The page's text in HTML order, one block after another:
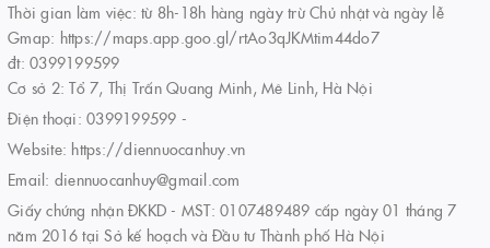
Thời gian làm việc: từ 8h-18h hàng ngày trừ Chủ nhật và ngày lễ
Gmap: https://maps.app.goo.gl/rtAo3qJKMtim44do7
đt: 0399199599
Cơ sở 2: Tổ 7, Thị Trấn Quang Minh, Mê Linh, Hà Nội
Điện thoại: 0399199599 -
Website: https://diennuocanhuy.vn
Email: diennuocanhuy@gmail.com
Giấy chứng nhận ĐKKD - MST: 0107489489 cấp ngày 01 tháng 7
năm 2016 tại Sở kế hoạch và Đầu tư Thành phố Hà Nội